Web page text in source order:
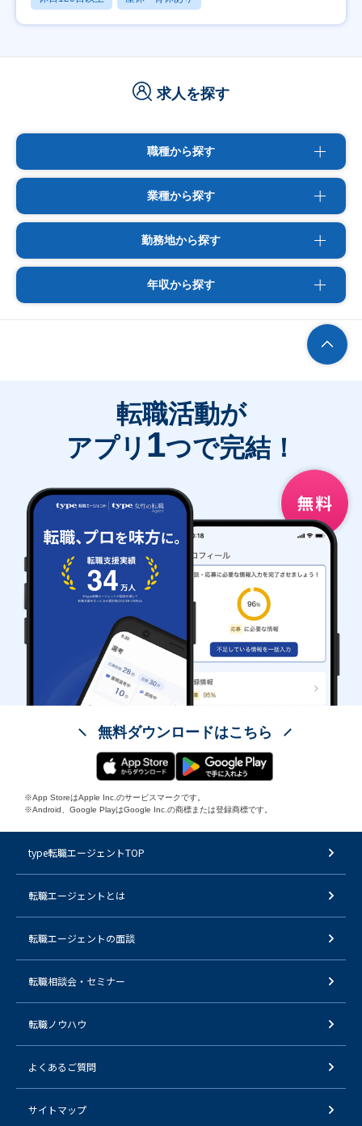
求人を探す
職種から探す
業種から探す
勤務地から探す
年収から探す
転職活動が
アプリ 1つで完結！
無料ダウンロードはこちら
※App StoreはApple Inc.のサービスマークです。
※Android、Google PlayはGoogle Inc.の商標または登録商標です。
type転職エージェントTOP
転職エージェントとは
転職エージェントの面談
転職相談会・セミナー
転職ノウハウ
よくあるご質問
サイトマップ